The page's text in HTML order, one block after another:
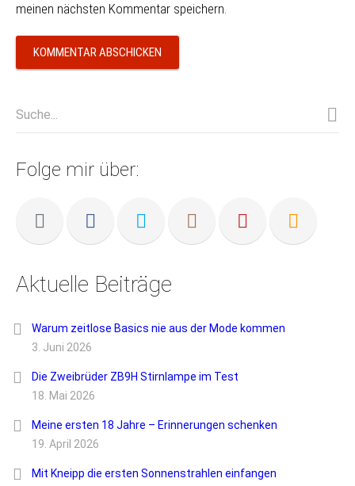
meinen nächsten Kommentar speichern.
Folge mir über:
Aktuelle Beiträge
Warum zeitlose Basics nie aus der Mode kommen
3. Juni 2026
Die Zweibrüder ZB9H Stirnlampe im Test
18. Mai 2026
Meine ersten 18 Jahre – Erinnerungen schenken
19. April 2026
Mit Kneipp die ersten Sonnenstrahlen einfangen